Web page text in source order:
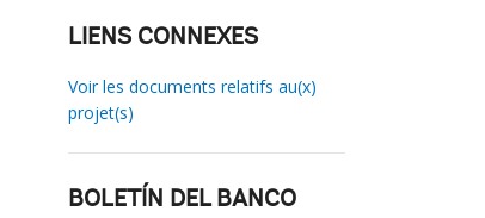
LIENS CONNEXES
Voir les documents relatifs au(x)
projet(s)
BOLETÍN DEL BANCO